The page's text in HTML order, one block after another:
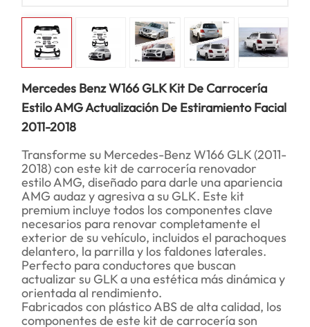
Mercedes Benz W166 GLK Kit De Carrocería
Estilo AMG Actualización De Estiramiento Facial
2011-2018
Transforme su Mercedes-Benz W166 GLK (2011-
2018) con este kit de carrocería renovador
estilo AMG, diseñado para darle una apariencia
AMG audaz y agresiva a su GLK. Este kit
premium incluye todos los componentes clave
necesarios para renovar completamente el
exterior de su vehículo, incluidos el parachoques
delantero, la parrilla y los faldones laterales.
Perfecto para conductores que buscan
actualizar su GLK a una estética más dinámica y
orientada al rendimiento.
Fabricados con plástico ABS de alta calidad, los
componentes de este kit de carrocería son